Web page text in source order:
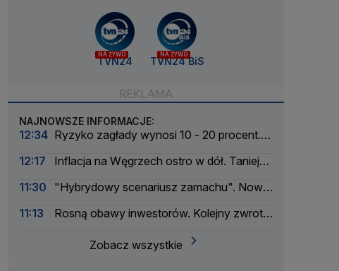
NA ŻYWO
TVN24
NA ŻYWO
TVN24 BiS
NAJNOWSZE INFORMACJE:
12:34 Ryzyko zagłady wynosi 10 - 20 procent.
12:17
Inflacja na Węgrzech ostro w dół. Tanieją
11:30
"Hybrydowy scenariusz zamachu". Nowe
11:13
Rosną obawy inwestorów. Kolejny zwrot
Zobacz wszystkie